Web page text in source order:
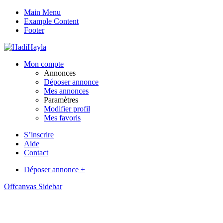
Main Menu
Example Content
Footer
Mon compte
Annonces
Déposer annonce
Mes annonces
Paramètres
Modifier profil
Mes favoris
S’inscrire
Aide
Contact
Déposer annonce +
Offcanvas Sidebar